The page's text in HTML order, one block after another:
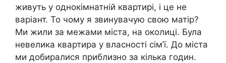
живуть у однокімнатній квартирі, і це не
варіант. То чому я звинувачую свою матір?
Ми жили за межами міста, на околиці. Була
невелика квартира у власності сім’ї. До міста
ми добиралися приблизно за кілька годин.